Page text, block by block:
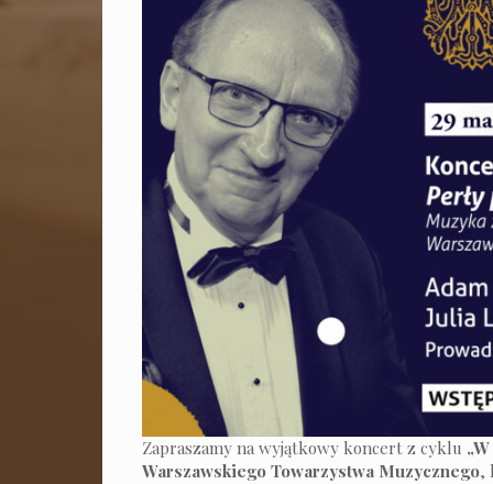
Zapraszamy na wyjątkowy koncert z cyklu
Warszawskiego Towarzystwa Muzycznego,